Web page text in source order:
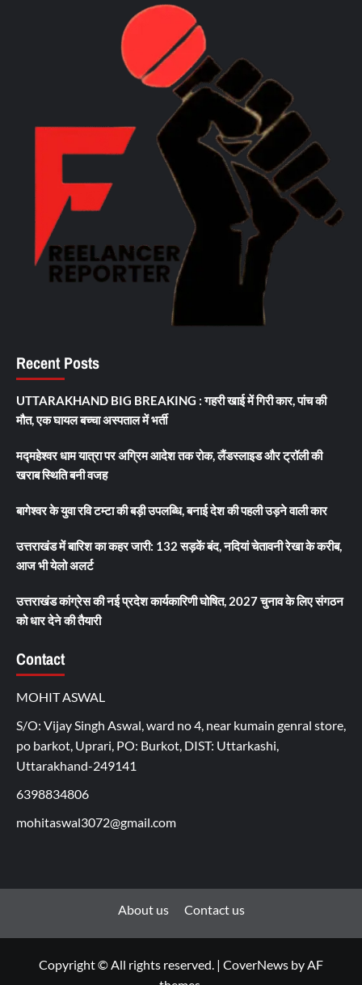
Recent Posts
UTTARAKHAND BIG BREAKING : गहरी खाई में गिरी कार, पांच की
मौत, एक घायल बच्चा अस्पताल में भर्ती
मद्महेश्वर धाम यात्रा पर अग्रिम आदेश तक रोक, लैंडस्लाइड और ट्रॉली की
खराब स्थिति बनी वजह
बागेश्वर के युवा रवि टम्टा की बड़ी उपलब्धि, बनाई देश की पहली उड़ने वाली कार
उत्तराखंड में बारिश का कहर जारी: 132 सड़कें बंद, नदियां चेतावनी रेखा के करीब,
आज भी येलो अलर्ट
उत्तराखंड कांग्रेस की नई प्रदेश कार्यकारिणी घोषित, 2027 चुनाव के लिए संगठन
को धार देने की तैयारी
Contact
MOHIT ASWAL
S/O: Vijay Singh Aswal, ward no 4, near kumain genral store,
po barkot, Uprari, PO: Burkot, DIST: Uttarkashi,
Uttarakhand-249141
6398834806
mohitaswal3072@gmail.com
About us Contact us
Copyright © All rights reserved. | CoverNews by AF